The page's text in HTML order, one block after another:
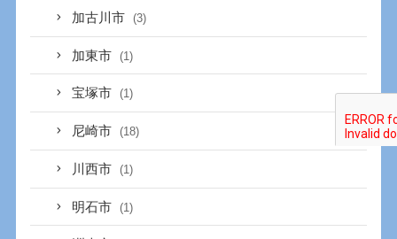
加古川市 (3)
加東市 (1)
宝塚市 (1)
尼崎市 (18)
川西市 (1)
明石市 (1)